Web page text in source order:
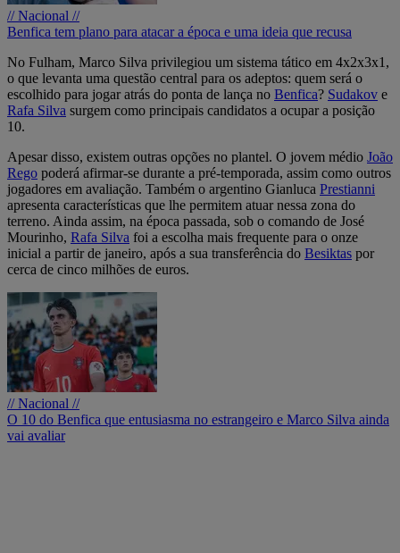
// Nacional //
Benfica tem plano para atacar a época e uma ideia que recusa
No Fulham, Marco Silva privilegiou um sistema tático em 4x2x3x1,
o que levanta uma questão central para os adeptos: quem será o
escolhido para jogar atrás do ponta de lança no Benfica? Sudakov e
Rafa Silva surgem como principais candidatos a ocupar a posição
10.
Apesar disso, existem outras opções no plantel. O jovem médio João
Rego poderá afirmar-se durante a pré-temporada, assim como outros
jogadores em avaliação. Também o argentino Gianluca Prestianni
apresenta características que lhe permitem atuar nessa zona do
terreno. Ainda assim, na época passada, sob o comando de José
Mourinho, Rafa Silva foi a escolha mais frequente para o onze
inicial a partir de janeiro, após a sua transferência do Besiktas por
cerca de cinco milhões de euros.
// Nacional //
O 10 do Benfica que entusiasma no estrangeiro e Marco Silva ainda
vai avaliar